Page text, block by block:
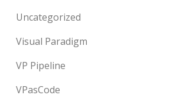
Uncategorized
Visual Paradigm
VP Pipeline
VPasCode